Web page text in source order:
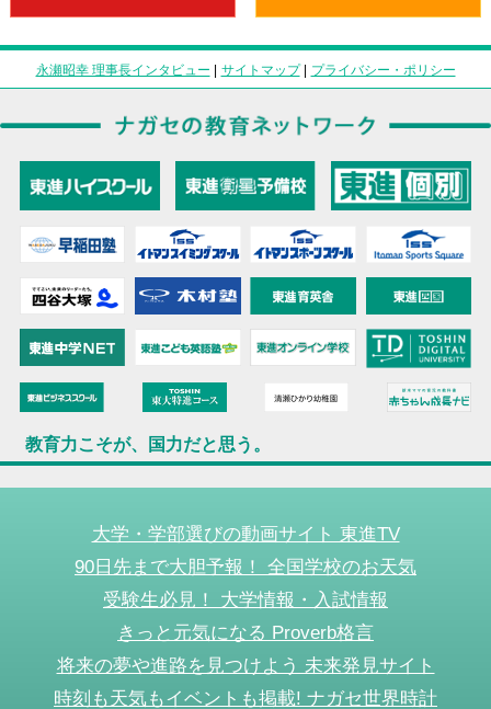
永瀬昭幸 理事長インタビュー | サイトマップ| プライバシー・ポリシー
教育力こそが、国力だと思う。
大学・学部選びの動画サイト 東進TV
90日先まで大胆予報！ 全国学校のお天気
受験生必見！ 大学情報・入試情報
きっと元気になる Proverb格言
将来の夢や進路を見つけよう 未来発見サイト
時刻も天気もイベントも掲載! ナガセ世界時計